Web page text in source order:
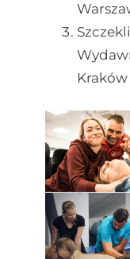
Kraków